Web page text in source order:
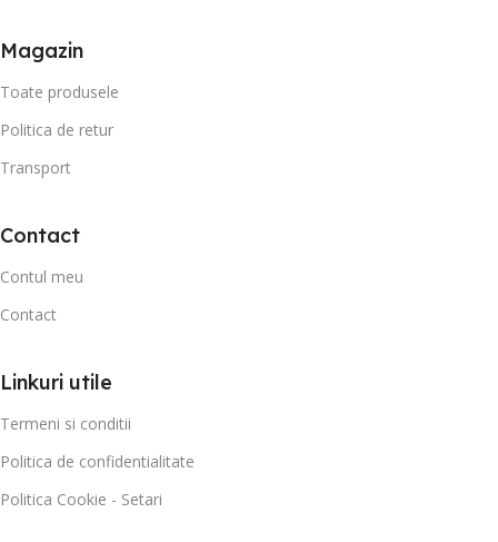
Magazin
Toate produsele
Politica de retur
Transport
Contact
Contul meu
Contact
Linkuri utile
Termeni si conditii
Politica de confidentialitate
Politica Cookie - Setari